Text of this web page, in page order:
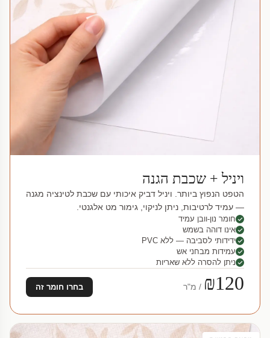
ויניל + שכבת הגנה
הטפט הנפוץ ביותר. ויניל דביק איכותי עם שכבת לטינציה מגנה
— עמיד לרטיבות, ניתן לניקוי, גימור מט אלגנטי.
חומר נון-וובן עמיד
אינו דוהה בשמש
ידידותי לסביבה — ללא PVC
עמידות מבחני אש
ניתן להסרה ללא שאריות
₪120 / מ"ר בחרו חומר זה